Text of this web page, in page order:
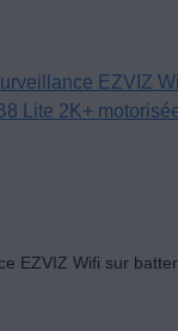
EZVIZ Wifi sur